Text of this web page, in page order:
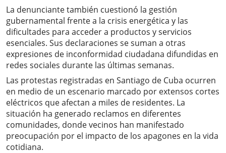
La denunciante también cuestionó la gestión
gubernamental frente a la crisis energética y las
dificultades para acceder a productos y servicios
esenciales. Sus declaraciones se suman a otras
expresiones de inconformidad ciudadana difundidas en
redes sociales durante las últimas semanas.
Las protestas registradas en Santiago de Cuba ocurren
en medio de un escenario marcado por extensos cortes
eléctricos que afectan a miles de residentes. La
situación ha generado reclamos en diferentes
comunidades, donde vecinos han manifestado
preocupación por el impacto de los apagones en la vida
cotidiana.